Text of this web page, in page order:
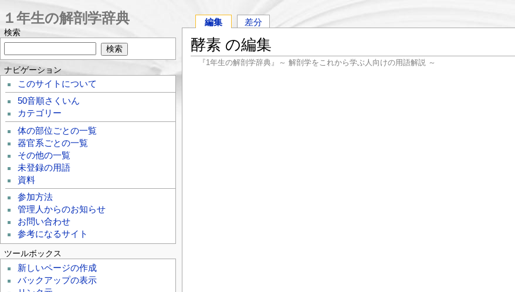
編集 差分
酵素 の編集
『1年生の解剖学辞典』～ 解剖学をこれから学ぶ人向けの用語解説 ～
１年生の解剖学辞典
検索
ナビゲーション
このサイトについて
50音順さくいん
カテゴリー
体の部位ごとの一覧
器官系ごとの一覧
その他の一覧
未登録の用語
資料
参加方法
管理人からのお知らせ
お問い合わせ
参考になるサイト
ツールボックス
新しいページの作成
バックアップの表示